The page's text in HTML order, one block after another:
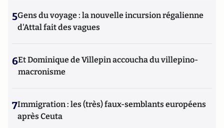
5Gens du voyage : la nouvelle incursion régalienne
d'Attal fait des vagues
6Et Dominique de Villepin accoucha du villepino-
macronisme
7Immigration : les (très) faux-semblants européens
après Ceuta